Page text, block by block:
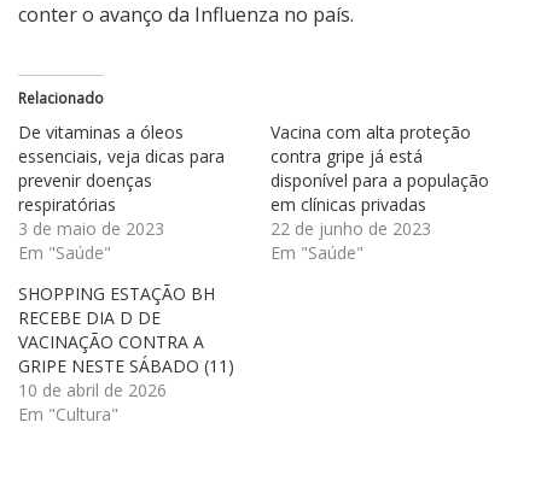
conter o avanço da Influenza no país.
Relacionado
De vitaminas a óleos
essenciais, veja dicas para
prevenir doenças
respiratórias
3 de maio de 2023
Em "Saúde"
Vacina com alta proteção
contra gripe já está
disponível para a população
em clínicas privadas
22 de junho de 2023
Em "Saúde"
SHOPPING ESTAÇÃO BH
RECEBE DIA D DE
VACINAÇÃO CONTRA A
GRIPE NESTE SÁBADO (11)
10 de abril de 2026
Em "Cultura"